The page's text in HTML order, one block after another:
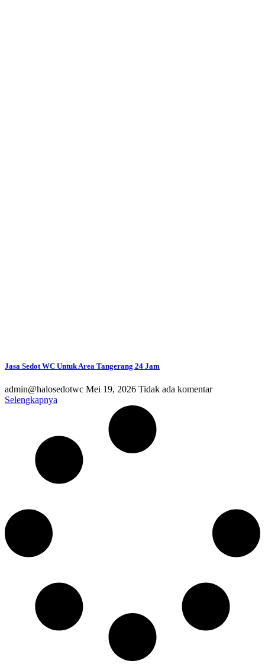
Jasa Sedot WC Untuk Area Tangerang 24 Jam
admin@halosedotwc Mei 19, 2026 Tidak ada komentar
Selengkapnya